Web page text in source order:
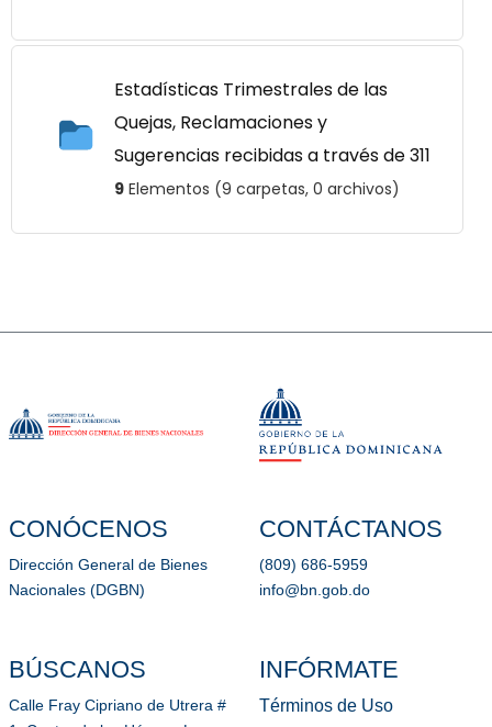
Estadísticas Trimestrales de las
Quejas, Reclamaciones y
Sugerencias recibidas a través de 311
9 Elementos (9 carpetas, 0 archivos)
CONÓCENOS
Dirección General de Bienes
Nacionales (DGBN)
BÚSCANOS
Calle Fray Cipriano de Utrera #
CONTÁCTANOS
(809) 686-5959
info@bn.gob.do
INFÓRMATE
Términos de Uso